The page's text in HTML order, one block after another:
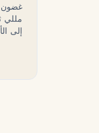
مللي
إلى